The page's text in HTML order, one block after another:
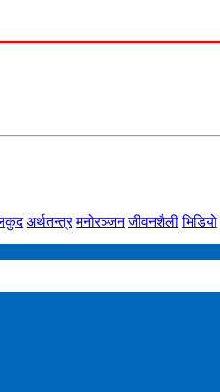
अर्थतन्त्र मनोरञ्‍जन जीवनशैली भिडियाे